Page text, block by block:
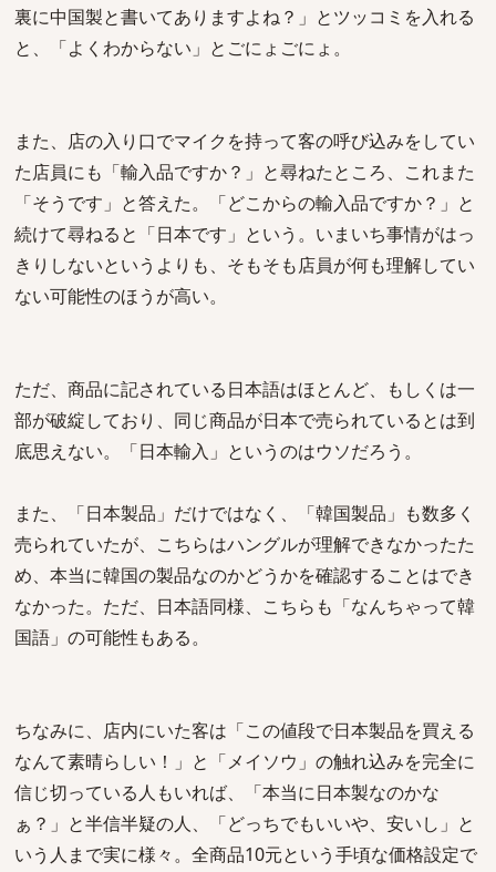
裏に中国製と書いてありますよね？」とツッコミを入れる
と、「よくわからない」とごにょごにょ。
また、店の入り口でマイクを持って客の呼び込みをしてい
た店員にも「輸入品ですか？」と尋ねたところ、これまた
「そうです」と答えた。「どこからの輸入品ですか？」と
続けて尋ねると「日本です」という。いまいち事情がはっ
きりしないというよりも、そもそも店員が何も理解してい
ない可能性のほうが高い。
ただ、商品に記されている日本語はほとんど、もしくは一
部が破綻しており、同じ商品が日本で売られているとは到
底思えない。「日本輸入」というのはウソだろう。
また、「日本製品」だけではなく、「韓国製品」も数多く
売られていたが、こちらはハングルが理解できなかったた
め、本当に韓国の製品なのかどうかを確認することはでき
なかった。ただ、日本語同様、こちらも「なんちゃって韓
国語」の可能性もある。
ちなみに、店内にいた客は「この値段で日本製品を買える
なんて素晴らしい！」と「メイソウ」の触れ込みを完全に
信じ切っている人もいれば、「本当に日本製なのかな
ぁ？」と半信半疑の人、「どっちでもいいや、安いし」と
いう人まで実に様々。全商品10元という手頃な価格設定で